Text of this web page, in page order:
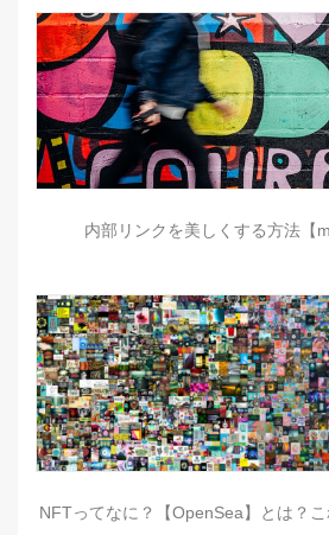
内部リンクを美しくする方法【
NFTってなに？【OpenSea】とは？